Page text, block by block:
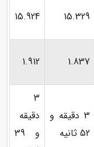
15.329
15.924
1.837
1.912
3 دقیقه و
52 ثانیه
3
دقیقه
و 39